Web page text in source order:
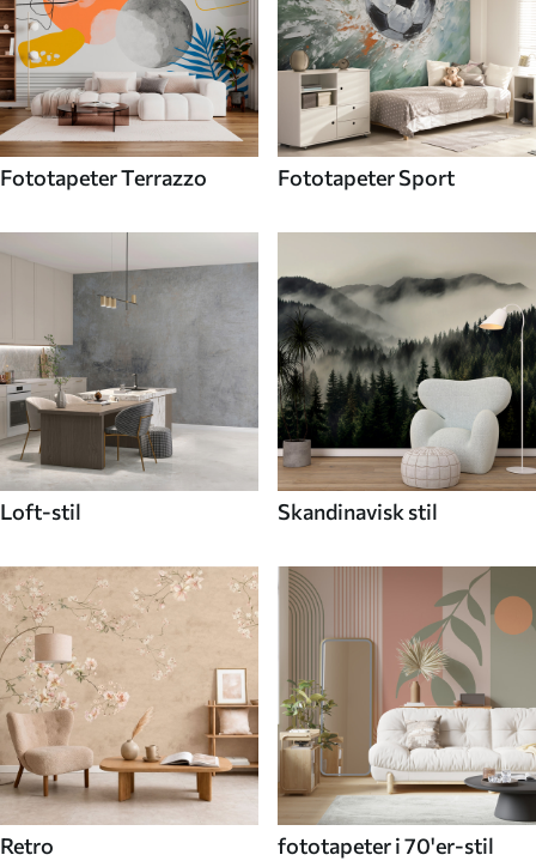
Fototapeter Terrazzo Fototapeter Sport
Loft-stil Skandinavisk stil
Retro fototapeter i 70'er-stil